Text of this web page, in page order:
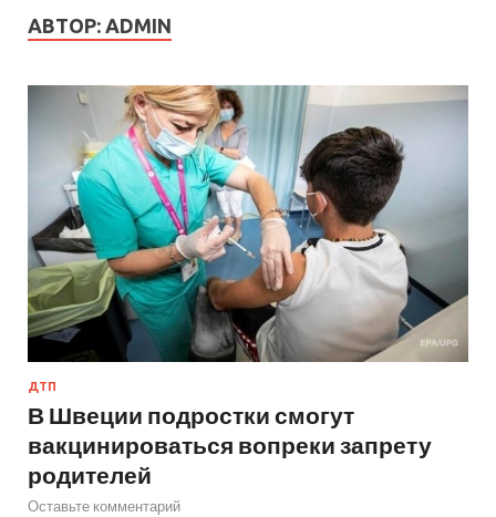
АВТОР: ADMIN
ДТП
В Швеции подростки смогут
вакцинироваться вопреки запрету
родителей
Оставьте комментарий